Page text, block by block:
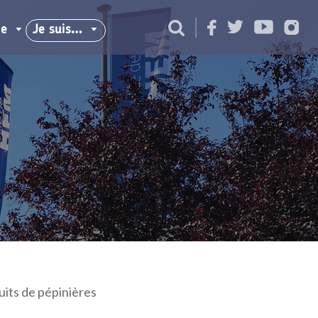
Je suis…
de pépinières